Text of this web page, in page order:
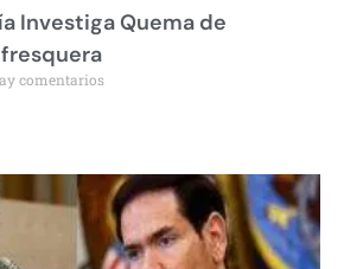
Investiga Quema de
comentarios